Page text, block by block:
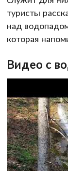
туристы
над
которая
Видео с